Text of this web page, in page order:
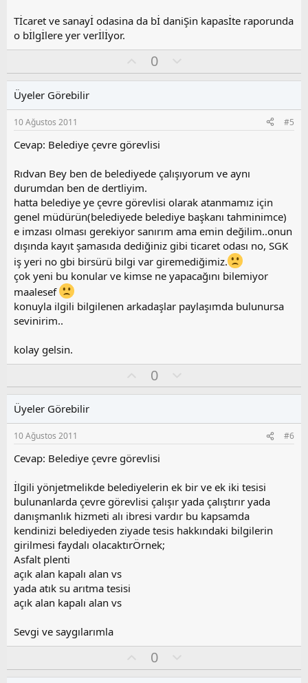
y
l
a
Tİcaret ve sanayİ odasina da bİ daniŞin kapasİte raporunda
o bİlgİlere yer verİlİyor.
y
0
l
s
u
y
l
a
Üyeler Görebilir
10 Ağustos 2011 #5
Cevap: Belediye çevre görevlisi
Rıdvan Bey ben de belediyede çalışıyorum ve aynı
durumdan ben de dertliyim.
hatta belediye ye çevre görevlisi olarak atanmamız için
genel müdürün(belediyede belediye başkanı tahminimce)
e imzası olması gerekiyor sanırım ama emin değilim..onun
dışında kayıt şamasıda dediğiniz gibi ticaret odası no, SGK
iş yeri no gbi birsürü bilgi var giremediğimiz.
çok yeni bu konular ve kimse ne yapacağını bilemiyor
maalesef
konuyla ilgili bilgilenen arkadaşlar paylaşımda bulunursa
sevinirim..
kolay gelsin.
y
0
l
s
u
y
l
a
Üyeler Görebilir
10 Ağustos 2011 #6
Cevap: Belediye çevre görevlisi
İlgili yönjetmelikde belediyelerin ek bir ve ek iki tesisi
bulunanlarda çevre görevlisi çalışır yada çalıştırır yada
danışmanlık hizmeti alı ibresi vardır bu kapsamda
kendinizi belediyeden ziyade tesis hakkındaki bilgilerin
girilmesi faydalı olacaktırÖrnek;
Asfalt plenti
açık alan kapalı alan vs
yada atık su arıtma tesisi
açık alan kapalı alan vs
Sevgi ve saygılarımla
y
0
l